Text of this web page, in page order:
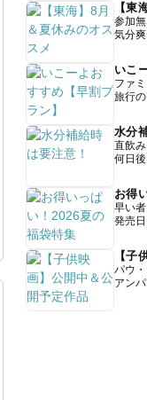
【東
参加
気分
いこ
ファ
旅行
水分
直飲
何日
お得
早い
発売
【子
パウ
アン